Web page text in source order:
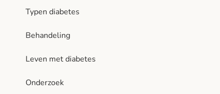
Typen diabetes
Behandeling
Leven met diabetes
Onderzoek